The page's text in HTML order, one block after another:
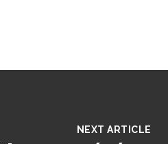
NEXT ARTICLE